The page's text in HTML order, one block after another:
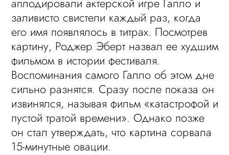
заливисто свистели каждый раз, когда
его имя появлялось в титрах. Посмотрев
картину, Роджер Эберт назвал ее худшим
фильмом в истории фестиваля.
Воспоминания самого Галло об этом дне
сильно разнятся. Сразу после показа он
извинялся, называя фильм «катастрофой и
пустой тратой времени». Однако позже
он стал утверждать, что картина сорвала
15-минутные овации.